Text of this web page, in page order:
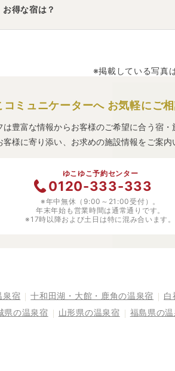
」・「亀の井ホテル 田沢湖
得な宿は？
※掲載している写真
コミュニケーターへ お気軽にご
豊富な情報からお客様のご希望に合う宿
客様に寄り添い、お求めの施設情報をご案内
ゆこゆこ予約センター
0120-333-333
※年中無休（9:00～21:00受付）。
年末年始も営業時間は通常通りです。
※17時以降および土日は特に混み合います。
泉宿 十和田湖・大館・鹿角の温泉宿 白
県の温泉宿 山形県の温泉宿 福島県の